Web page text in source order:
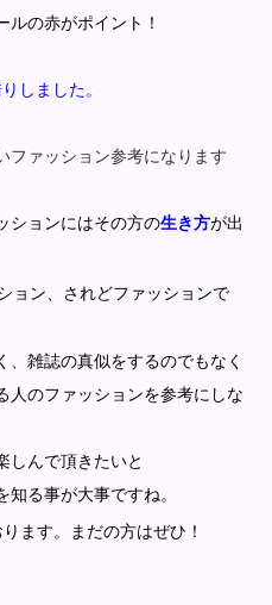
の赤がポイント！
しました。
ファッション参考になります
ションにはその方の生き方が出
ョン、されどファッションで
雑誌の真似をするのでもなく
のファッションを参考にしな
んで頂きたいと
る事が大事ですね。
ます。まだの方はぜひ！